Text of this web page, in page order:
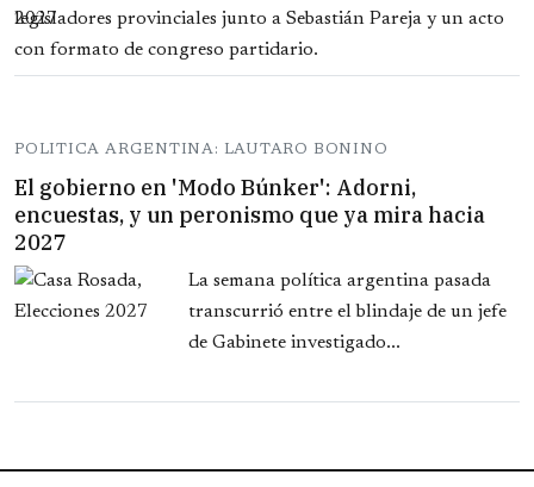
legisladores provinciales junto a Sebastián Pareja y un acto
con formato de congreso partidario.
POLITICA ARGENTINA: LAUTARO BONINO
El gobierno en 'Modo Búnker': Adorni,
encuestas, y un peronismo que ya mira hacia
2027
La semana política argentina pasada
transcurrió entre el blindaje de un jefe
de Gabinete investigado...